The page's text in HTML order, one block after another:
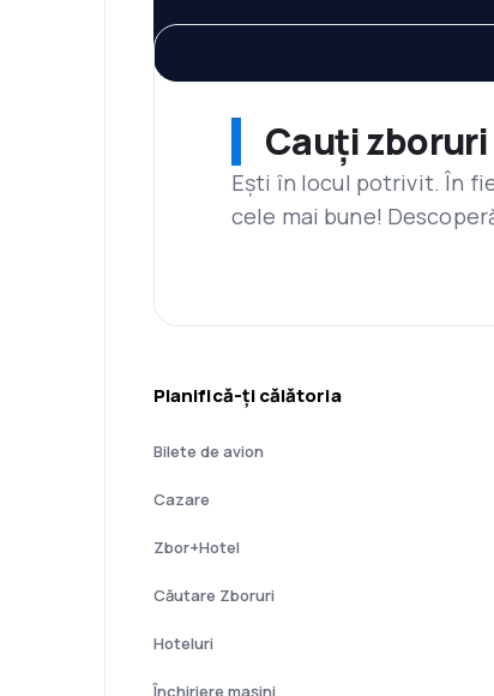
Cauți
Ești în locul potrivit. În
cele mai bune!
Planifică-ți călătoria
Bilete de avion
Cazare
Zbor+Hotel
Căutare Zboruri
Hoteluri
Închiriere mașini